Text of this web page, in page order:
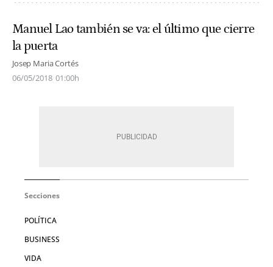
Manuel Lao también se va: el último que cierre
la puerta
Josep Maria Cortés
06/05/2018 01:00h
Secciones
POLÍTICA
BUSINESS
VIDA